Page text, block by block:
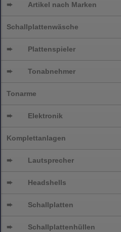
➨ Artikel nach Marken
Schallplattenwäsche
➨ Plattenspieler
➨ Tonabnehmer
Tonarme
➨ Elektronik
Komplettanlagen
➨ Lautsprecher
➨ Headshells
➨ Schallplatten
➨ Schallplattenhüllen